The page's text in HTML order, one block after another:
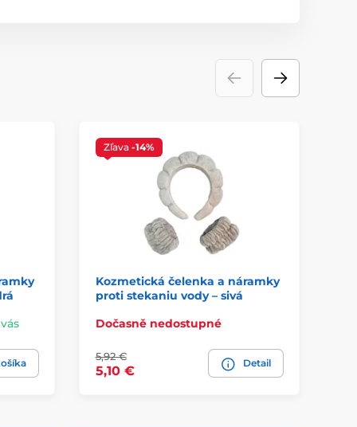
Zľava -14%
Kozmetická čelenka a náramky
proti stekaniu vody – sivá
Dočasně nedostupné
5,92 €
5,10 €
Detail